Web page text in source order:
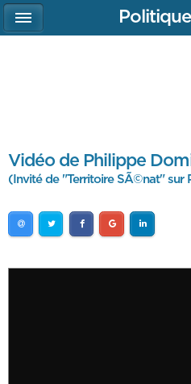
Vidéo de Philippe
(Invité de "Territoire SÃ©nat" sur